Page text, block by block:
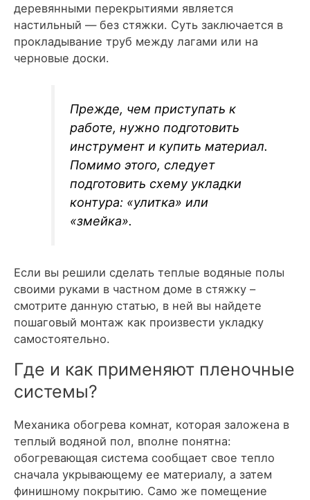
деревянными перекрытиями является
настильный — без стяжки. Суть заключается в
прокладывание труб между лагами или на
черновые доски.
Прежде, чем приступать к
работе, нужно подготовить
инструмент и купить материал.
Помимо этого, следует
подготовить схему укладки
контура: «улитка» или
«змейка».
Если вы решили сделать теплые водяные полы
своими руками в частном доме в стяжку –
смотрите данную статью, в ней вы найдете
пошаговый монтаж как произвести укладку
самостоятельно.
Где и как применяют пленочные
системы?
Механика обогрева комнат, которая заложена в
теплый водяной пол, вполне понятна:
обогревающая система сообщает свое тепло
сначала укрывающему ее материалу, а затем
финишному покрытию. Само же помещение